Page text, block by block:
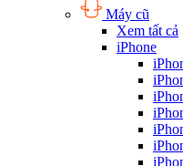
Máy cũ
Xem tất cả
iPhone